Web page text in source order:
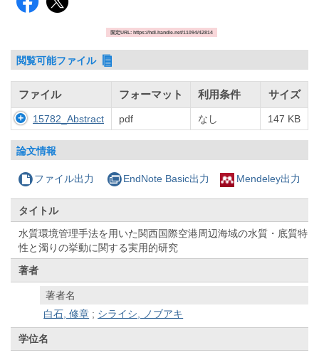
固定URL: https://hdl.handle.net/11094/42814
閲覧可能ファイル
ファイル フォーマット 利用条件 サイズ
15782_Abstract pdf なし 147 KB
論文情報
ファイル出力 EndNote Basic出力 Mendeley出力
タイトル
水質環境管理手法を用いた関西国際空港周辺海域の水質・底質特
性と濁りの挙動に関する実用的研究
著者
著者名
白石, 修章 ; シライシ, ノブアキ
学位名